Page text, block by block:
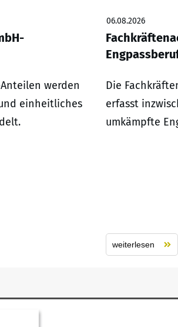
werden
einheitliches
06.08.2026
Die
erfasst
umkämpfte
weiterlesen